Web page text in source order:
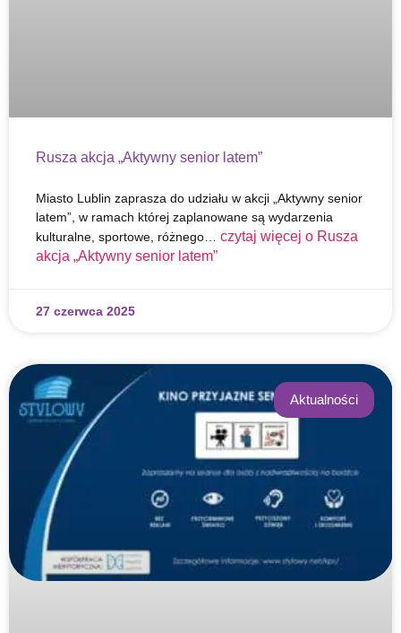
Rusza akcja „Aktywny senior latem”
Miasto Lublin zaprasza do udziału w akcji „Aktywny senior
latem”, w ramach której zaplanowane są wydarzenia
kulturalne, sportowe, różnego… czytaj więcej o Rusza
akcja „Aktywny senior latem”
27 czerwca 2025
Aktualności